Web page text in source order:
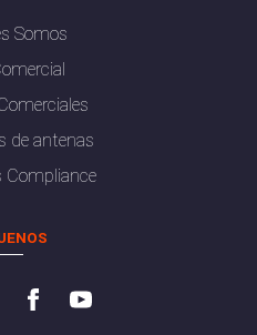
Somos
de antenas
Compliance